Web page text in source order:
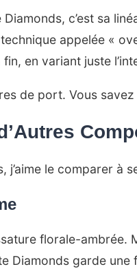
Diamonds, c’est sa
appelée «
en variant juste
de port. Vous
j’aime le comparer à
florale-ambrée.
Diamonds garde